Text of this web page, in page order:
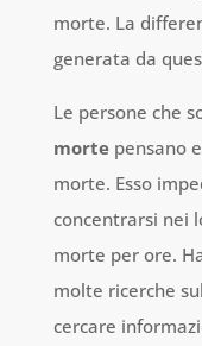
morte. La
generata da
Le persone che
morte pensano
morte. Esso
concentrarsi nei
morte per ore.
molte ricerche
cercare